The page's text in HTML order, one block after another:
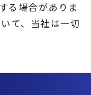
る場合がありま
て、当社は一切